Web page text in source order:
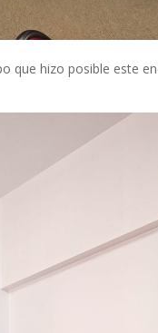
que hizo posible este